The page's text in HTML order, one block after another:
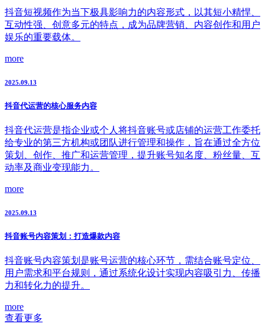
抖音短视频作为当下极具影响力的内容形式，以其短小精悍、
互动性强、创意多元的特点，成为品牌营销、内容创作和用户
娱乐的重要载体。
more
2025.09.13
抖音代运营的核心服务内容
抖音代运营是指企业或个人将抖音账号或店铺的运营工作委托
给专业的第三方机构或团队进行管理和操作，旨在通过全方位
策划、创作、推广和运营管理，提升账号知名度、粉丝量、互
动率及商业变现能力。
more
2025.09.13
抖音账号内容策划：打造爆款内容
抖音账号内容策划是账号运营的核心环节，需结合账号定位、
用户需求和平台规则，通过系统化设计实现内容吸引力、传播
力和转化力的提升。
more
查看更多